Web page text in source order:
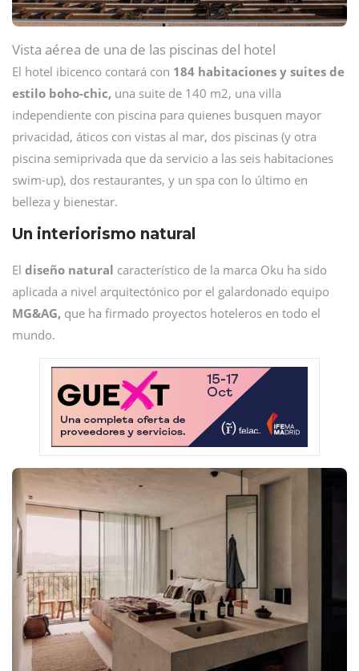
Vista aérea de una de las piscinas del hotel
El hotel ibicenco contará con 184 habitaciones y suites de
estilo boho-chic, una suite de 140 m2, una villa
independiente con piscina para quienes busquen mayor
privacidad, áticos con vistas al mar, dos piscinas (y otra
piscina semiprivada que da servicio a las seis habitaciones
swim-up), dos restaurantes, y un spa con lo último en
belleza y bienestar.
Un interiorismo natural
El diseño natural característico de la marca Oku ha sido
aplicada a nivel arquitectónico por el galardonado equipo
MG&AG, que ha firmado proyectos hoteleros en todo el
mundo.